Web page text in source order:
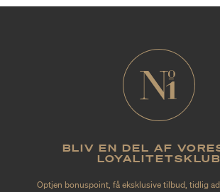
BLIV EN DEL AF
LOYALITETSKLUB
Optjen bonuspoint, få eksklusive tilbud, tidlig